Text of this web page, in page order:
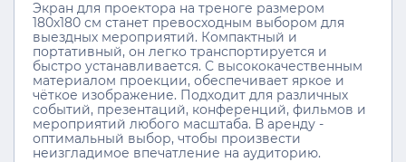
Экран для проектора на треноге размером
180х180 см станет превосходным выбором для
выездных мероприятий. Компактный и
портативный, он легко транспортируется и
быстро устанавливается. С высококачественным
материалом проекции, обеспечивает яркое и
чёткое изображение. Подходит для различных
событий, презентаций, конференций, фильмов и
мероприятий любого масштаба. В аренду -
оптимальный выбор, чтобы произвести
неизгладимое впечатление на аудиторию.